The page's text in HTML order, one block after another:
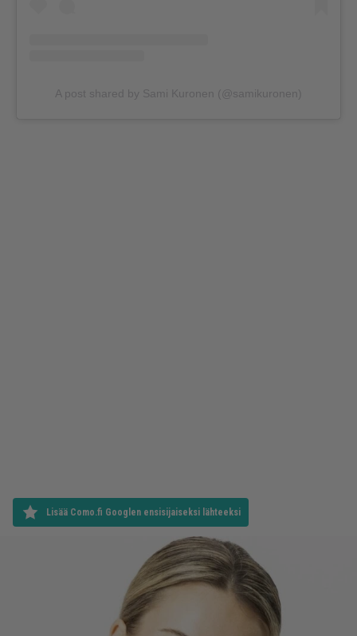
A post shared by Sami Kuronen (@samikuronen)
Lisää Como.fi Googlen ensisijaiseksi lähteeksi